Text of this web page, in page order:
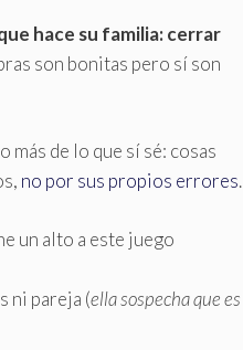
hace su familia: cerrar
son bonitas pero sí son
más de lo que sí sé: cosas
no por sus propios errores.
un alto a este juego
ni pareja (ella sospecha que es